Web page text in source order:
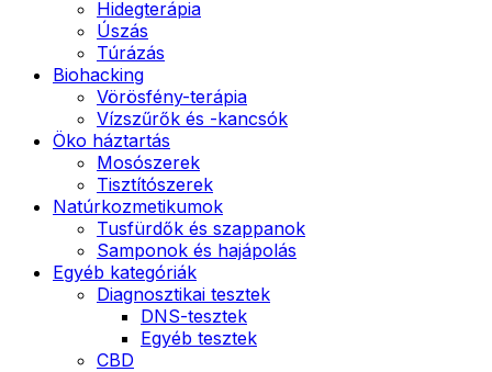
Hidegterápia
Úszás
Túrázás
Biohacking
Vörösfény-terápia
Vízszűrők és -kancsók
Öko háztartás
Mosószerek
Tisztítószerek
Natúrkozmetikumok
Tusfürdők és szappanok
Samponok és hajápolás
Egyéb kategóriák
Diagnosztikai tesztek
DNS-tesztek
Egyéb tesztek
CBD